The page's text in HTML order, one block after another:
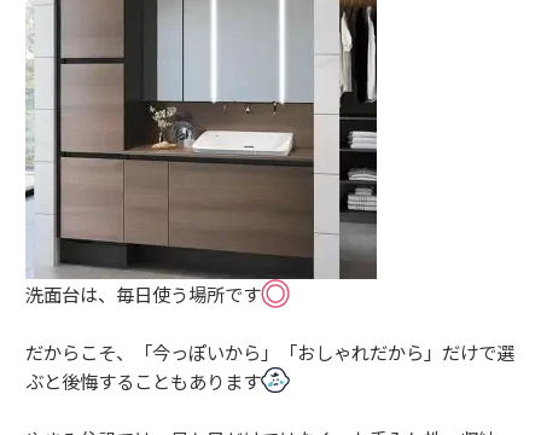
洗面台は、毎日使う場所です
だからこそ、「今っぽいから」「おしゃれだから」だけで選
ぶと後悔することもあります